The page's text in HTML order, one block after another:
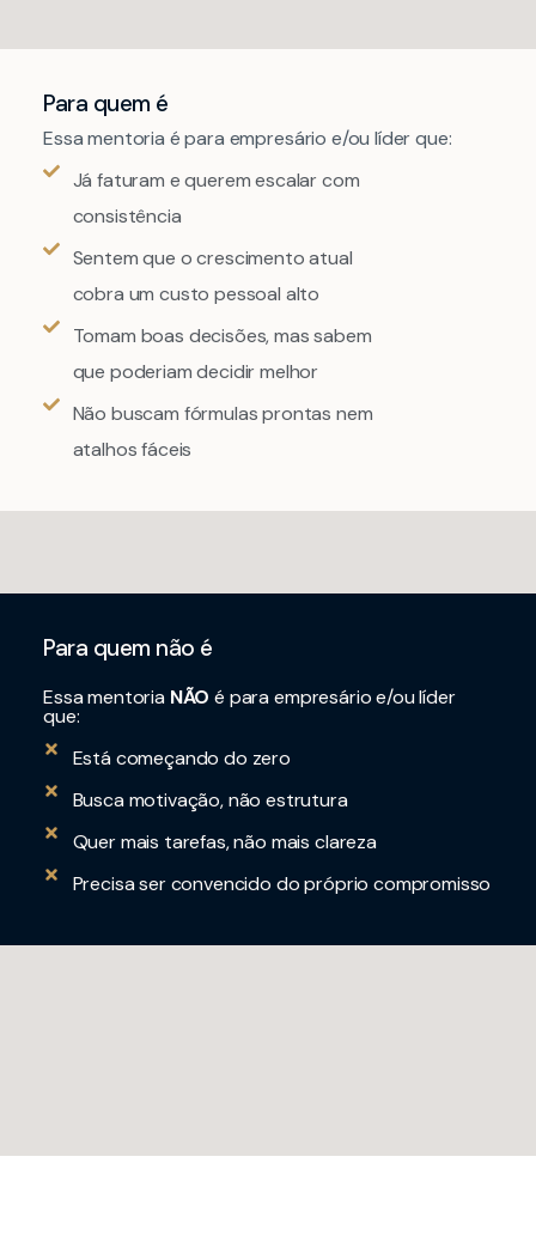
Para quem é
Essa mentoria é para empresário e/ou líder que:
Já faturam e querem escalar com
consistência
Sentem que o crescimento atual
cobra um custo pessoal alto
Tomam boas decisões, mas sabem
que poderiam decidir melhor
Não buscam fórmulas prontas nem
atalhos fáceis
Para quem não é
Essa mentoria NÃO é para empresário e/ou líder
que:
Está começando do zero
Busca motivação, não estrutura
Quer mais tarefas, não mais clareza
Precisa ser convencido do próprio compromisso